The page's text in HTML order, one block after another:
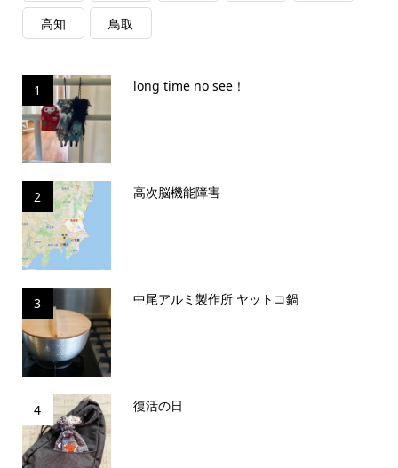
高知 鳥取
1 long time no see！
2 高次脳機能障害
3 中尾アルミ製作所 ヤットコ鍋
4 復活の日